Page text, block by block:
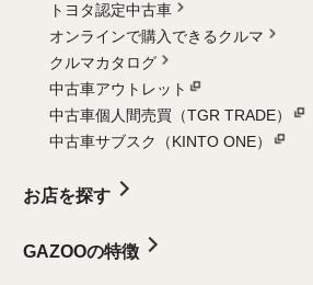
トヨタ認定中古車
オンラインで購入できるクルマ
クルマカタログ
中古車アウトレット
中古車個人間売買（TGR TRADE）
中古車サブスク（KINTO ONE）
お店を探す
GAZOOの特徴